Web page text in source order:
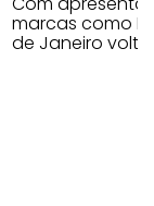
marcas como
de Janeiro